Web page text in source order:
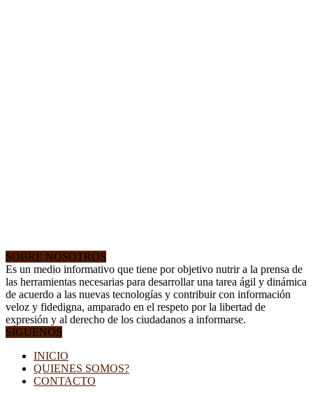
SOBRE NOSOTROS
Es un medio informativo que tiene por objetivo nutrir a la prensa de
las herramientas necesarias para desarrollar una tarea ágil y dinámica
de acuerdo a las nuevas tecnologías y contribuir con información
veloz y fidedigna, amparado en el respeto por la libertad de
expresión y al derecho de los ciudadanos a informarse.
SÍGUENOS
INICIO
QUIENES SOMOS?
CONTACTO